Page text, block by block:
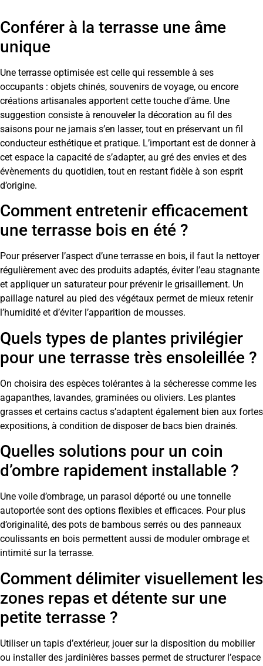
Conférer à la terrasse une âme
unique
Une terrasse optimisée est celle qui ressemble à ses
occupants : objets chinés, souvenirs de voyage, ou encore
créations artisanales apportent cette touche d’âme. Une
suggestion consiste à renouveler la décoration au fil des
saisons pour ne jamais s’en lasser, tout en préservant un fil
conducteur esthétique et pratique. L’important est de donner à
cet espace la capacité de s’adapter, au gré des envies et des
évènements du quotidien, tout en restant fidèle à son esprit
d’origine.
Comment entretenir efficacement
une terrasse bois en été ?
Pour préserver l’aspect d’une terrasse en bois, il faut la nettoyer
régulièrement avec des produits adaptés, éviter l’eau stagnante
et appliquer un saturateur pour prévenir le grisaillement. Un
paillage naturel au pied des végétaux permet de mieux retenir
l’humidité et d’éviter l’apparition de mousses.
Quels types de plantes privilégier
pour une terrasse très ensoleillée ?
On choisira des espèces tolérantes à la sécheresse comme les
agapanthes, lavandes, graminées ou oliviers. Les plantes
grasses et certains cactus s’adaptent également bien aux fortes
expositions, à condition de disposer de bacs bien drainés.
Quelles solutions pour un coin
d’ombre rapidement installable ?
Une voile d’ombrage, un parasol déporté ou une tonnelle
autoportée sont des options flexibles et efficaces. Pour plus
d’originalité, des pots de bambous serrés ou des panneaux
coulissants en bois permettent aussi de moduler ombrage et
intimité sur la terrasse.
Comment délimiter visuellement les
zones repas et détente sur une
petite terrasse ?
Utiliser un tapis d’extérieur, jouer sur la disposition du mobilier
ou installer des jardinières basses permet de structurer l’espace